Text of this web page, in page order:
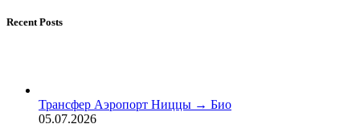
Recent Posts
Трансфер Аэропорт Ниццы → Био
05.07.2026